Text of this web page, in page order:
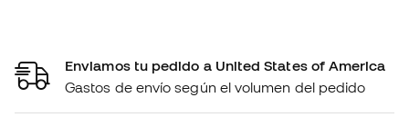
Enviamos tu pedido a United States of America
Gastos de envío según el volumen del pedido